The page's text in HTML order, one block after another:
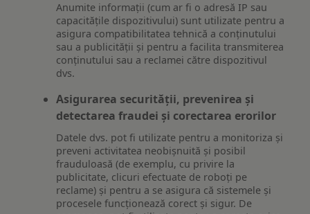
Anumite informații (cum ar fi o adresă IP sau
capacitățile dispozitivului) sunt utilizate pentru a
asigura compatibilitatea tehnică a conținutului
sau a publicității și pentru a facilita transmiterea
conținutului sau a reclamei către dispozitivul
dvs.
Asigurarea securității, prevenirea și
detectarea fraudei și corectarea erorilor
Datele dvs. pot fi utilizate pentru a monitoriza și
preveni activitatea neobișnuită și posibil
frauduloasă (de exemplu, cu privire la
publicitate, clicuri efectuate de roboți pe
reclame) și pentru a se asigura că sistemele și
procesele funcționează corect și sigur. De